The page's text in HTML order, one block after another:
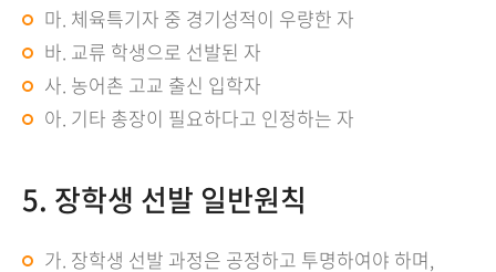
마. 체육특기자 중 경기성적이 우량한 자
바. 교류 학생으로 선발된 자
사. 농어촌 고교 출신 입학자
아. 기타 총장이 필요하다고 인정하는 자
5. 장학생 선발 일반원칙
가. 장학생 선발 과정은 공정하고 투명하여야 하며,